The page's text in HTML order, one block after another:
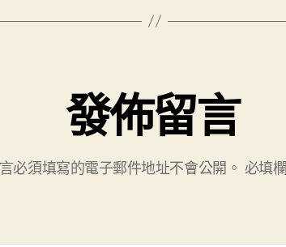
發佈留言
必須填寫的電子郵件地址不會公開。 必填